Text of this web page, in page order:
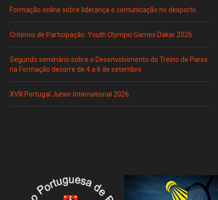
Formação online sobre liderança e comunicação no desporto
Critérios de Participação: Youth Olympic Games Dakar 2026
Segundo seminário sobre o Desenvolvimento do Treino de Pares
na Formação decorre de 4 a 6 de setembro
XVIII Portugal Junior International 2026